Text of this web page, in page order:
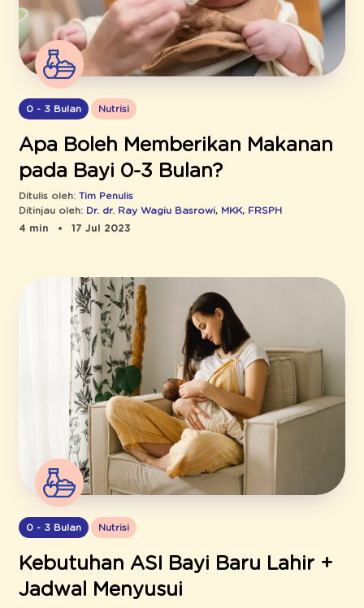
0 - 3 Bulan Nutrisi
Apa Boleh Memberikan Makanan
pada Bayi 0-3 Bulan?
Ditulis oleh: Tim Penulis
Ditinjau oleh: Dr. dr. Ray Wagiu Basrowi, MKK, FRSPH
4 min
17 Jul 2023
0 - 3 Bulan Nutrisi
Kebutuhan ASI Bayi Baru Lahir +
Jadwal Menyusui